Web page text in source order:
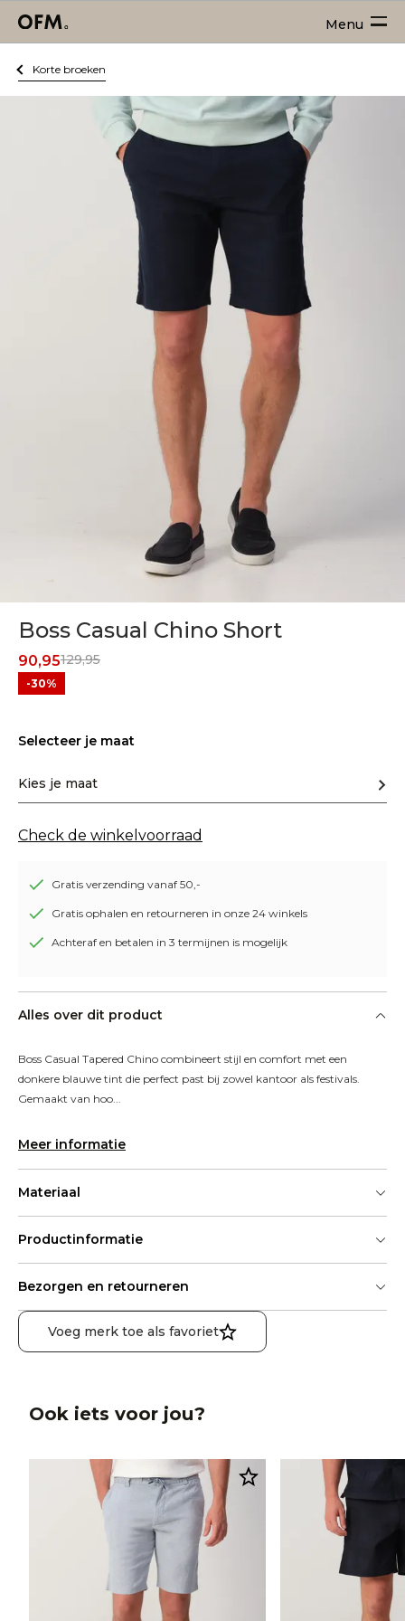
Menu
Korte broeken
Boss Casual Chino Short
129,95
90,95
-30%
Selecteer je maat
Kies je maat
Check de winkelvoorraad
Gratis verzending vanaf 50,-
Gratis ophalen en retourneren in onze 24 winkels
Achteraf en betalen in 3 termijnen is mogelijk
Alles over dit product
Boss Casual Tapered Chino combineert stijl en comfort met een
donkere blauwe tint die perfect past bij zowel kantoor als festivals.
Gemaakt van hoo...
Meer informatie
Materiaal
Productinformatie
Bezorgen en retourneren
Voeg merk toe als favoriet
Ook iets voor jou?